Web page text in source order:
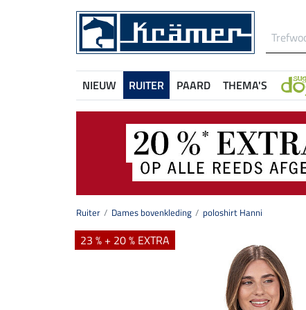
NIEUW RUITER PAARD THEMA'S
Ruiter Dames bovenkleding poloshirt Hanni
23 % + 20 % EXTRA